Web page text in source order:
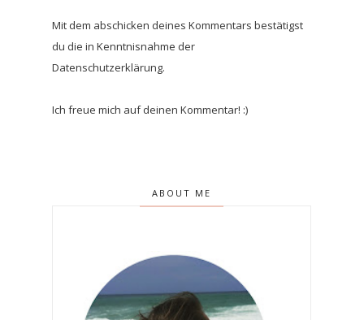
Mit dem abschicken deines Kommentars bestätigst
du die in Kenntnisnahme der
Datenschutzerklärung.
Ich freue mich auf deinen Kommentar! :)
ABOUT ME